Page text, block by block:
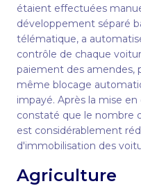
étaient effectuées
développement séparé
télématique, a
contrôle de chaque
paiement des amendes,
même blocage
impayé. Après la mise
constaté que le nombre
est considérablement
d'immobilisation des
Agriculture